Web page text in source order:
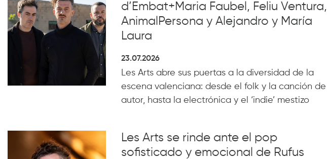
d’Embat+Maria Faubel, Feliu Ventura,
AnimalPersona y Alejandro y María
Laura
23.07.2026
Les Arts abre sus puertas a la diversidad de la
escena valenciana: desde el folk y la canción de
autor, hasta la electrónica y el ‘indie’ mestizo
Les Arts se rinde ante el pop
sofisticado y emocional de Rufus